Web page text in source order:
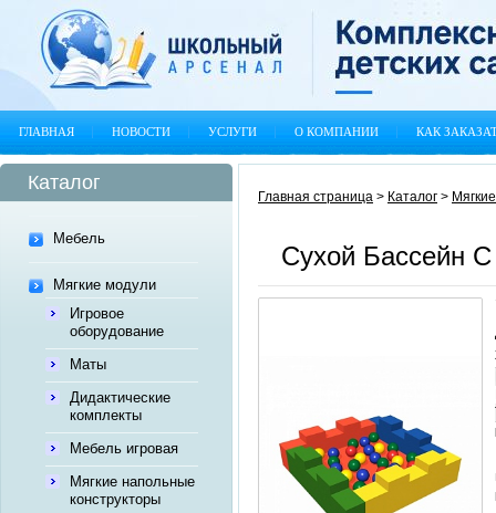
ГЛАВНАЯ НОВОСТИ УСЛУГИ О КОМПАНИИ КАК
Каталог
Мебель
Мягкие модули
Игровое
оборудование
Маты
Дидактические
комплекты
Мебель игровая
Мягкие напольные
конструкторы
Главная страница > Каталог >
Сухой Бассейн